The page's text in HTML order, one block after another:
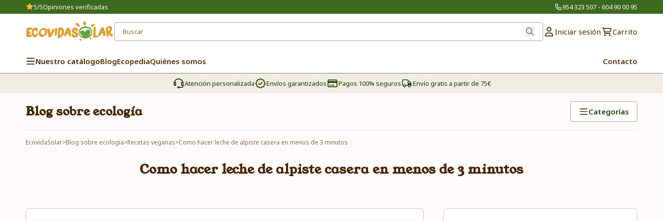
5/5Opiniones verificadas 954 323 507 - 604 90 00 95
Iniciar sesión Carrito
Nuestro catálogoBlogEcopediaQuiénes somos Contacto
Atención personalizada Envíos garantizados Pagos 100% seguros Envío gratis a partir de 75€
Blog sobre ecología Categorías
EcovidaSolar>Blog sobre ecología>Recetas veganas>Como hacer leche de alpiste casera en menos de 3 minutos
Como hacer leche de alpiste casera en menos de 3 minutos